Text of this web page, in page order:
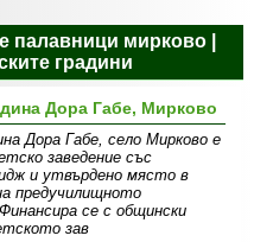
палавници мирково |
градини
Дора Габе, Мирково
Дора Габе, село Мирково е
заведение със
и утвърдено място в
предучилищното
се с общински
зав